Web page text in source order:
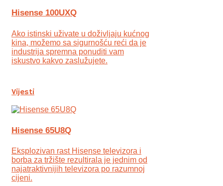
Hisense 100UXQ
Ako istinski uživate u doživljaju kućnog
kina, možemo sa sigurnošću reći da je
industrija spremna ponuditi vam
iskustvo kakvo zaslužujete.
Vijesti
Hisense 65U8Q
Eksplozivan rast Hisense televizora i
borba za tržište rezultirala je jednim od
najatraktivnijih televizora po razumnoj
cijeni.